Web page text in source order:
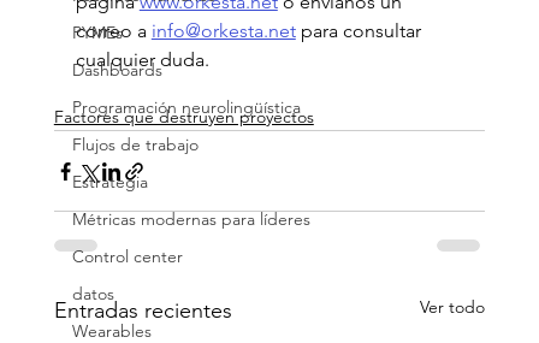
PYMEs
Dashboards
Programación neurolingüística
Flujos de trabajo
Estrategia
Métricas modernas para líderes
Control center
datos
Wearables
correo a info@orkesta.net para consultar
cualquier duda.
Factores que destruyen proyectos
Entradas recientes Ver todo